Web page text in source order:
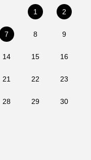
1 2
7 8 9
14 15 16
21 22 23
28 29 30